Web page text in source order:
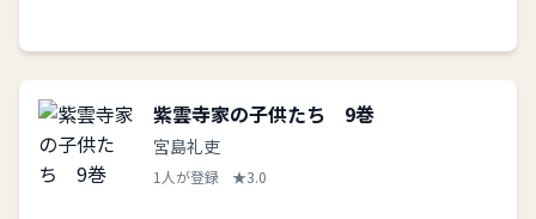
紫雲寺家の子供たち 9巻
宮島礼吏
1人が登録 ★3.0